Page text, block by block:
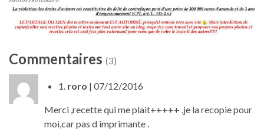
Commentaires (3)
1. roro | 07/12/2016
Merci ,recette qui me plait+++++ ,je la recopie pour
moi,car pas d imprimante .